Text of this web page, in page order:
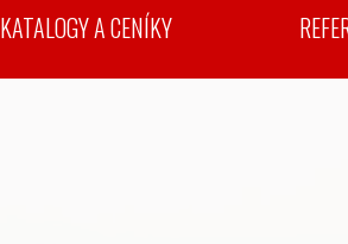
KATALOGY A CENÍKY